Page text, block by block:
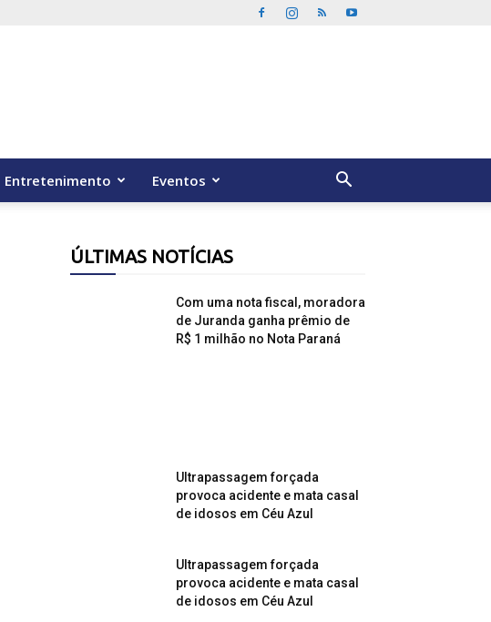
Entretenimento Eventos
ÚLTIMAS NOTÍCIAS
Com uma nota fiscal, moradora
de Juranda ganha prêmio de
R$ 1 milhão no Nota Paraná
Ultrapassagem forçada
provoca acidente e mata casal
de idosos em Céu Azul
Ultrapassagem forçada
provoca acidente e mata casal
de idosos em Céu Azul